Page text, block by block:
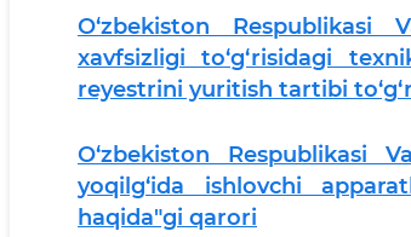
O‘zbekiston Respublikasi
xavfsizligi to‘g‘risidagi
reyestrini yuritish tartibi
O‘zbekiston Respublikasi
yoqilg‘ida ishlovchi
haqida"gi qarori